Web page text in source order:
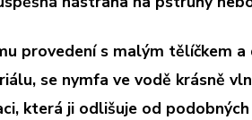
provedení s malým tělíčkem
se nymfa ve vodě krásně
která ji odlišuje od